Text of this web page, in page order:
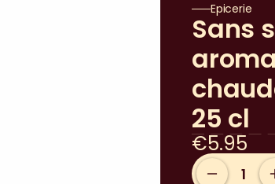
Epicerie
Sans
25 cl
€5.95